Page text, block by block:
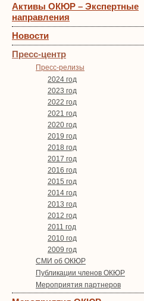
Активы ОКЮР – Экспертные
направления
Новости
Пресс-центр
Пресс-релизы
2024 год
2023 год
2022 год
2021 год
2020 год
2019 год
2018 год
2017 год
2016 год
2015 год
2014 год
2013 год
2012 год
2011 год
2010 год
2009 год
СМИ об ОКЮР
Публикации членов ОКЮР
Мероприятия партнеров